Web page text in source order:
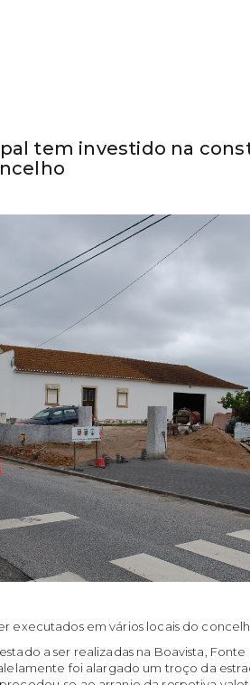
tem investido na
executados em vários locais do
a ser realizadas na Boavista, Fonte
foi alargado um troço da